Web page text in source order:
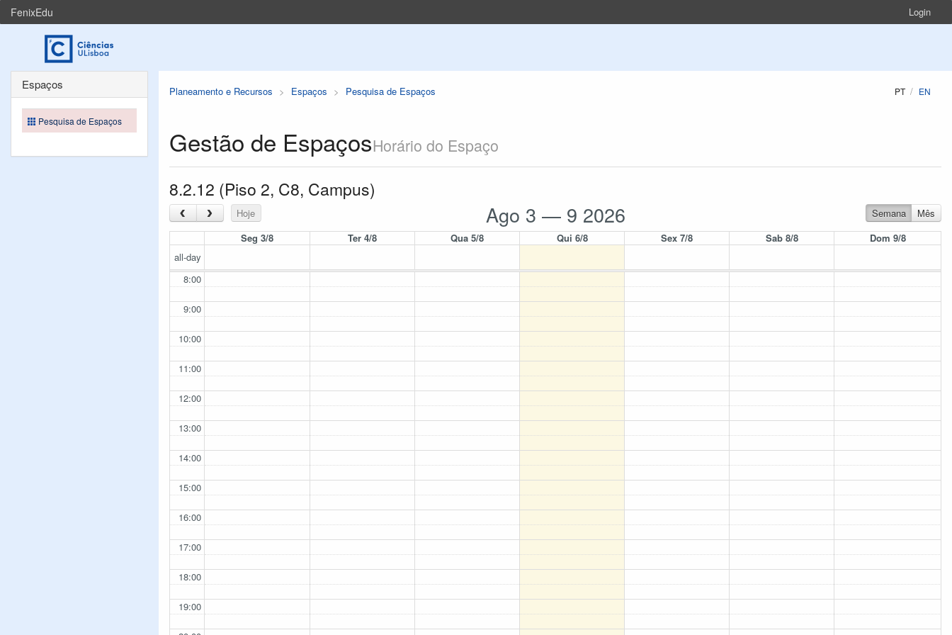
FenixEdu Login
Planeamento e Recursos Espaços Pesquisa de Espaços PT EN
Gestão de EspaçosHorário do Espaço
8.2.12 (Piso 2, C8, Campus)
‹ › Hoje Ago 3 — 9 2026 Semana
Mês
Seg 3/8
Ter 4/8 Qua 5/8 Qui 6/8 Sex 7/8 Sab 8/8
Dom 9/8
all-day
8:00
9:00
10:00
11:00
12:00
13:00
14:00
15:00
16:00
17:00
18:00
19:00
Espaços
Pesquisa de Espaços